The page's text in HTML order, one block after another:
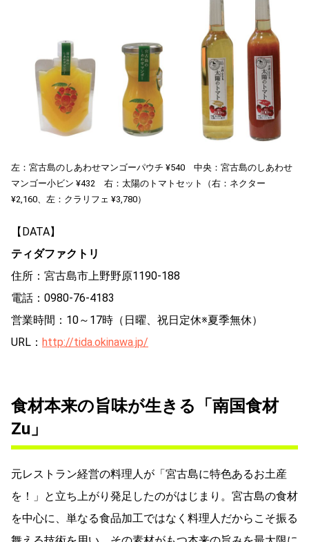
左：宮古島のしあわせマンゴーパウチ ¥540 中央：宮古島のしあわせ
マンゴー小ビン ¥432 右：太陽のトマトセット（右：ネクター
¥2,160、左：クラリフェ ¥3,780）
【DATA】
ティダファクトリ
住所：宮古島市上野野原1190-188
電話：0980-76-4183
営業時間：10～17時（日曜、祝日定休※夏季無休）
URL： http://tida.okinawa.jp/
食材本来の旨味が生きる「南国食材
Zu」
元レストラン経営の料理人が「宮古島に特色あるお土産
を！」と立ち上がり発足したのがはじまり。宮古島の食材
を中心に、単なる食品加工ではなく料理人だからこそ振る